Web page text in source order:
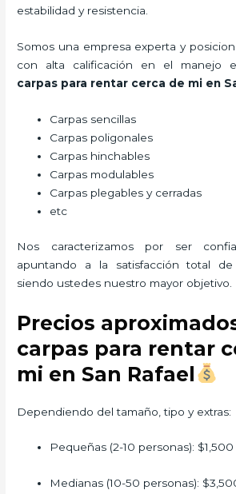
estabilidad y resistencia.
Somos una empresa experta y
con alta calificación en el manejo
carpas para rentar cerca de mi en
Carpas sencillas
Carpas poligonales
Carpas hinchables
Carpas modulables
Carpas plegables y cerradas
etc
Nos caracterizamos por ser
apuntando a la satisfacción total de
siendo ustedes nuestro mayor objetivo.
Precios
carpas para rentar
mi en San Rafael
Dependiendo del tamaño, tipo y extras:
Pequeñas (2-10 personas):
Medianas (10-50 personas):